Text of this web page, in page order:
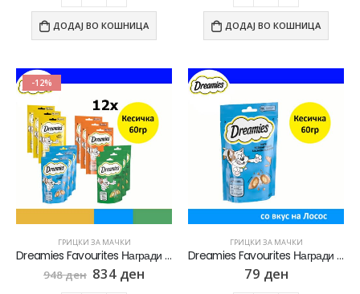
ДОДАЈ ВО КОШНИЦА ДОДАЈ ВО КОШНИЦА
-12%
ГРИЦКИ ЗА МАЧКИ
Dreamies Favourites Награди за мачки со 4 разликни вкуса [сет 12x Кесичка 60гр]
948ден 834 ден
ГРИЦКИ ЗА МАЧКИ
Dreamies Favourites Награди за мачки со вкус на Лосос [Кесичка 60гр]
79 ден